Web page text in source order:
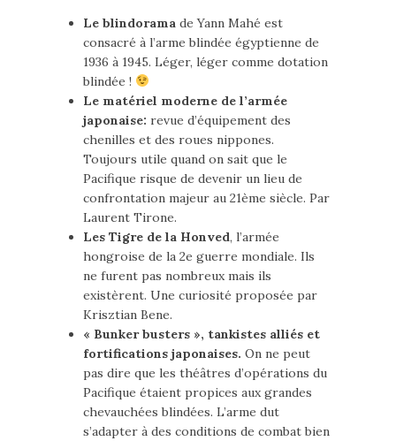
Le blindorama de Yann Mahé est
consacré à l’arme blindée égyptienne de
1936 à 1945. Léger, léger comme dotation
blindée !
Le matériel moderne de l’armée
japonaise: revue d’équipement des
chenilles et des roues nippones.
Toujours utile quand on sait que le
Pacifique risque de devenir un lieu de
confrontation majeur au 21ème siècle. Par
Laurent Tirone.
Les Tigre de la Honved, l’armée
hongroise de la 2e guerre mondiale. Ils
ne furent pas nombreux mais ils
existèrent. Une curiosité proposée par
Krisztian Bene.
« Bunker busters », tankistes alliés et
fortifications japonaises. On ne peut
pas dire que les théâtres d’opérations du
Pacifique étaient propices aux grandes
chevauchées blindées. L’arme dut
s’adapter à des conditions de combat bien